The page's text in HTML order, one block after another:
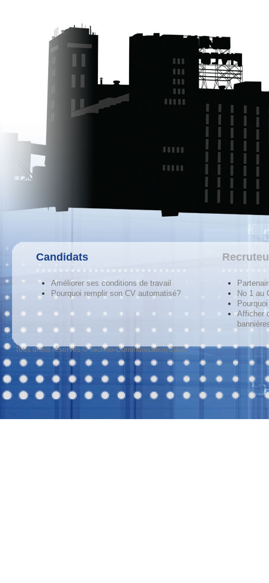
Candidats
Améliorer ses conditions de travail
Pourquoi remplir son CV automatisé?
No 1 au
Afficher
Tous droits réservés © Techno-Communication 2026